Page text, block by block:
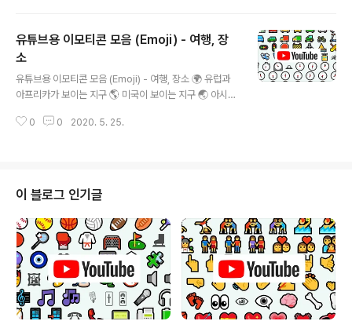
달 🥈 은메달 🥉 동메달 ⚽ 축구공 ⚾ 야구공 🥎 소프트볼
🏀 농구 🏐 배구공 🏈 미식축구공 🏉 럭비공 🎾 테니스 🥏
원반 🎳 볼링 🏏 크리켓 🏑 필드 하키 🏒 아이스 하키와 퍽
🥍 라크로스 🏓 탁구 🏸 배드민턴 🥊 권투 글러브 🥋 도복
🥅 골대 ⛳ 골프 ⛸ 아이스 스케이트 🎣 낚싯대 🤿 다이빙
마스크 🎽 러닝 셔츠 🎿 스키 🛷 썰매 🥌 컬링 스톤 🎯..
유튜브용 이모티콘 모음 (Emoji) - 여행, 장
소
유튜브용 이모티콘 모음 (Emoji) - 여행, 장소 🌍 유럽과
아프리카가 보이는 지구 🌎 미국이 보이는 지구 🌏 아시아
본 지도 🧭 나침반 🏔 눈 덮인 산 ⛰ 산 🌋 화산 🗻 후지산
있는 집 🏢 빌딩 🏣 일본 우체국 🏤 우체국 🏥 병원 🏦 은
행 🏨 호텔 🏩 모텔 🏪 편의점 🏫 학교 🏬 백화점 🏭 공장
🏯 일본 성 🏰 유럽 성 💒 결혼식 🗼 도쿄 타워 🗽 자유의
여신상 ⛪ 교회 🕌 모스크 🛕 힌두교 사원 🕍 시나고그 ⛩
신토 신사 🕋 카바 ⛲ 분수 ⛺ 텐트 🌁 자욱한 안개 🌃..
0 0 2020. 5. 25.
이 블로그 인기글